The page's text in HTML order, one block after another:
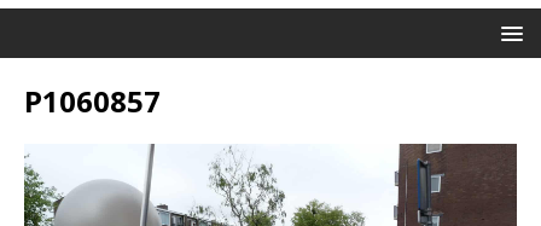
P1060857